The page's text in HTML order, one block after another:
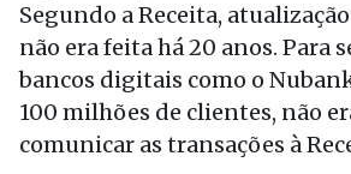
Segundo a Receita,
não era feita há 20 anos. Para
bancos digitais como o
100 milhões de clientes, não
comunicar as transações à